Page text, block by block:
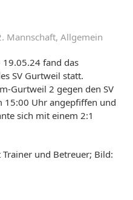
Mannschaft, Allgemein
fand das
SV Gurtweil statt.
Gurtweil 2 gegen den SV
Uhr angepfiffen und
sich mit einem 2:1
und Betreuer; Bild: